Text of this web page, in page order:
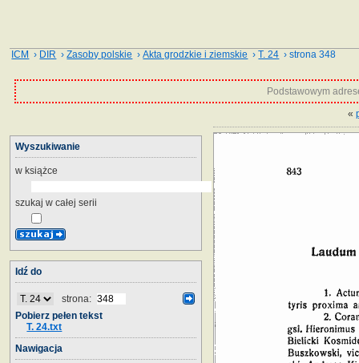
ICM › DIR ›Zasoby polskie ›Akta grodzkie i ziemskie ›T. 24 › strona 348
Podstawowym
«
Wyszukiwanie
w książce
szukaj w całej serii
Idź do
strona:
Pobierz pełen tekst
T. 24.txt
Nawigacja